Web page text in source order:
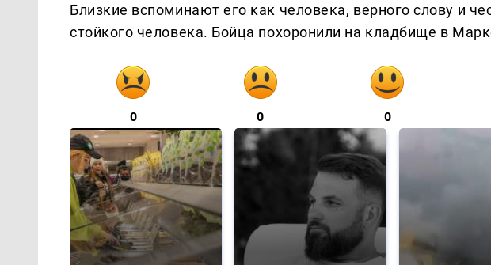
Близкие вспоминают его как человека, верного слову и
стойкого человека. Бойца похоронили на кладбище в
0 0 0